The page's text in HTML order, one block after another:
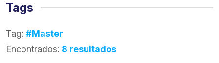
Tags
Tag: #Master
Encontrados: 8 resultados